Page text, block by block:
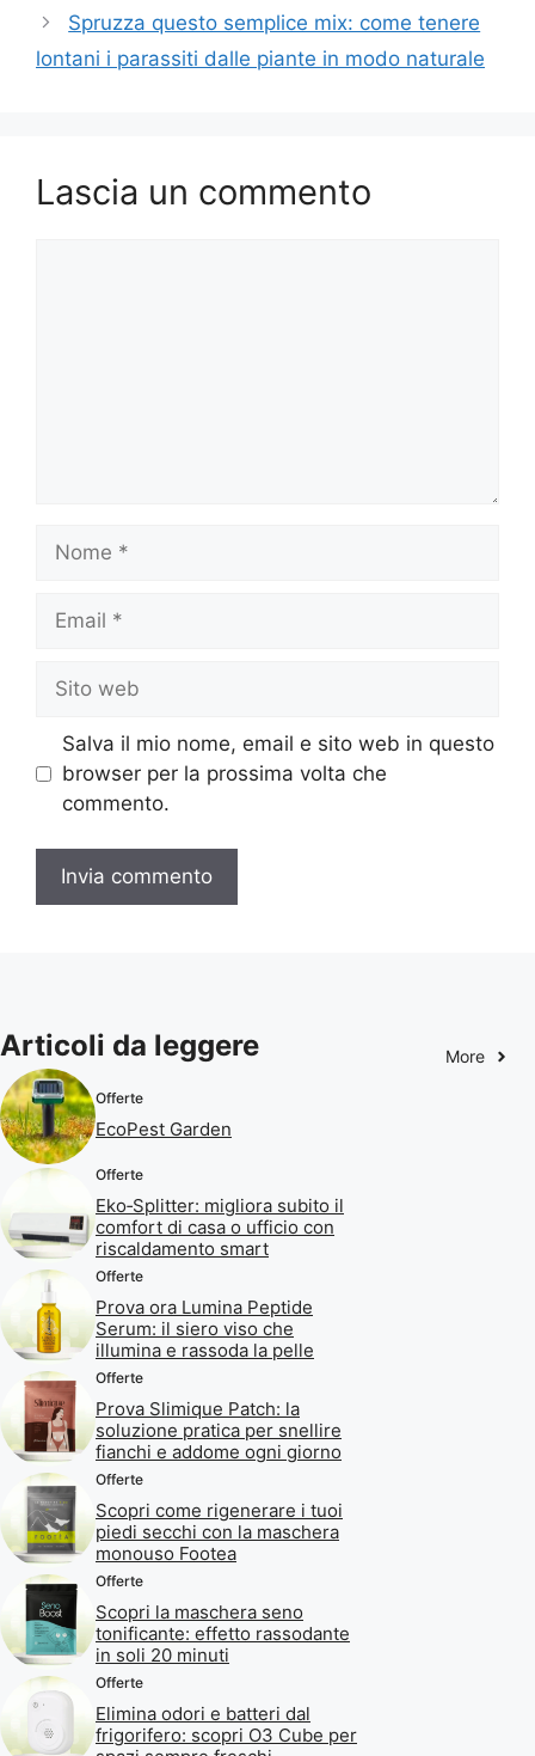
Spruzza questo semplice mix: come tenere
lontani i parassiti dalle piante in modo naturale
Lascia un commento
web
Salva il mio nome, email e sito web in questo
browser per la prossima volta che
commento.
Articoli da leggere More
Offerte
EcoPest Garden
Offerte
Eko‑Splitter: migliora subito il
comfort di casa o ufficio con
riscaldamento smart
Offerte
Prova ora Lumina Peptide
Serum: il siero viso che
illumina e rassoda la pelle
Offerte
Prova Slimique Patch: la
soluzione pratica per snellire
fianchi e addome ogni giorno
Offerte
Scopri come rigenerare i tuoi
piedi secchi con la maschera
monouso Footea
Offerte
Scopri la maschera seno
tonificante: effetto rassodante
in soli 20 minuti
Offerte
Elimina odori e batteri dal
frigorifero: scopri O3 Cube per